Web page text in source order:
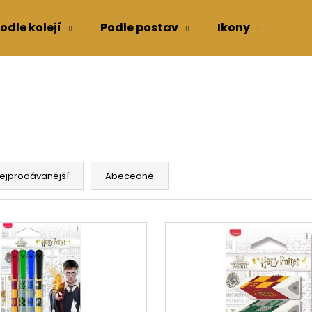
kolejí Podle postav Ikony
Abecedně
Doporučujeme